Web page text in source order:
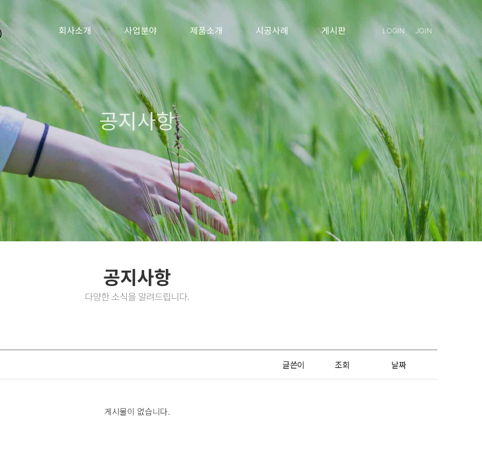
회사소개 사업분야 제품소개 시공사례 게시판 JOIN
LOGIN
공지사항
공지사항
다양한 소식을 알려드립니다.
글쓴이 조회 날짜
게시물이 없습니다.